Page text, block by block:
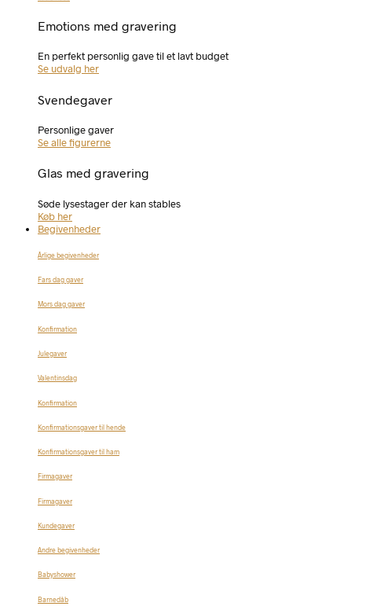
Emotions med gravering
En perfekt personlig gave til et lavt budget
Se udvalg her
Svendegaver
Personlige gaver
Se alle figurerne
Glas med gravering
Søde lysestager der kan stables
Køb her
Begivenheder
Årlige begivenheder
Fars dag gaver
Mors dag gaver
Konfirmation
Julegaver
Valentinsdag
Konfirmation
Konfirmationsgaver til hende
Konfirmationsgaver til ham
Firmagaver
Firmagaver
Kundegaver
Andre begivenheder
Babyshower
Barnedåb